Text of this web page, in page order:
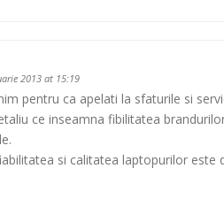
2013 at 15:19
pentru ca apelati la sfaturile si
ce inseamna fibilitatea
si calitatea laptopurilor